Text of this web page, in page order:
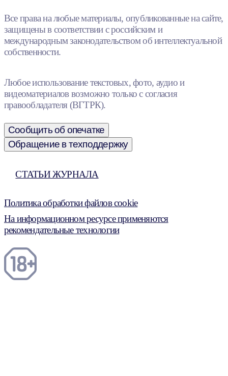
Все права на любые материалы, опубликованные на сайте,
защищены в соответствии с российским и
международным законодательством об интеллектуальной
собственности.
Любое использование текстовых, фото, аудио и
видеоматериалов возможно только с согласия
правообладателя (ВГТРК).
Сообщить об опечатке
Обращение в техподдержку
СТАТЬИ ЖУРНАЛА
Политика обработки файлов cookie
На информационном ресурсе применяются
рекомендательные технологии